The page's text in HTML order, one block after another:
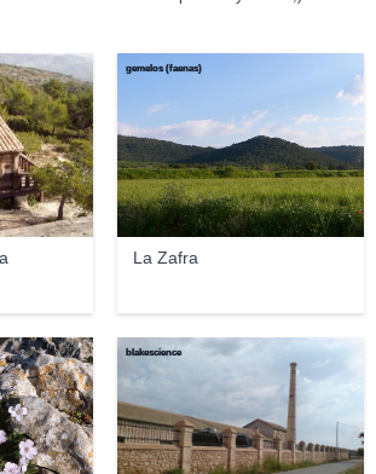
La Zafra
gemelos (faenas)
blakescience